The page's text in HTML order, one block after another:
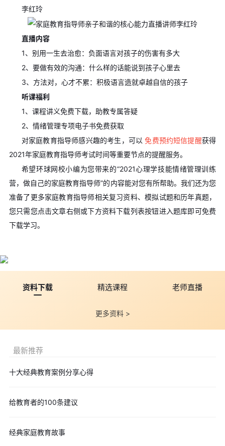
李红玲
直播内容
1、别用一生去治愈：负面语言对孩子的伤害有多大
2、要做有效的沟通：什么样的话能说到孩子心里去
3、方法对，心才不累：积极语言造就卓越自信的孩子
听课福利
1、课程讲义免费下载，助教专属答疑
2、情绪管理专项电子书免费获取
对家庭教育指导师感兴趣的考生，可以 免费预约短信提醒获得
2021年家庭教育指导师考试时间等重要节点的提醒服务。
希望环球网校小编为您带来的“2021心理学技能情绪管理训练
营，做自己的家庭教育指导师”的内容能对您有所帮助。我们还为您
准备了更多家庭教育指导师相关复习资料、模拟试题和历年真题，
您只需您点击文章右侧或下方资料下载列表按钮进入题库即可免费
下载学习。
资料下载 精选课程 老师直播
更多资料 >
最新推荐
十大经典教育案例分享心得
给教育者的100条建议
经典家庭教育故事